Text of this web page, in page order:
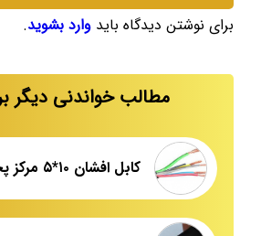
برای نوشتن دیدگاه باید وارد بشوید.
مطالب خواندنی دیگر
کابل افشان ۱۰*۵ مرکز پخش عمده